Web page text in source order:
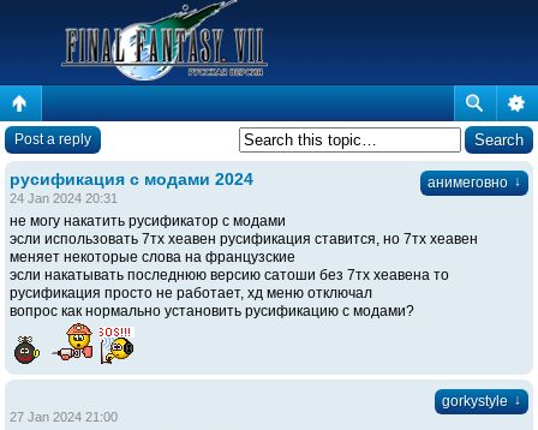
Post a reply
анимеговно ↓
русификация с модами 2024
24 Jan 2024 20:31
не могу накатить русификатор с модами
эсли использовать 7тх хеавен русификация ставится, но 7тх хеавен
меняет некоторые слова на французские
эсли накатывать последнюю версию сатоши без 7тх хеавена то
русификация просто не работает, хд меню отключал
вопрос как нормально установить русификацию с модами?
gorkystyle ↓
27 Jan 2024 21:00